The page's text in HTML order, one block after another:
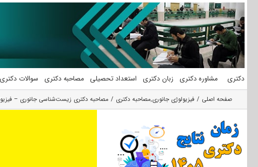
محتوا
دکتری مشاوره دکتری زبان دکتری استعداد تحصیلی مصاحبه دکتری سوالات دکتری
صفحه اصلی فیزیولوژی جانوری,مصاحبه دکتری مصاحبه دکتری زیست‌شناسی جانوری –